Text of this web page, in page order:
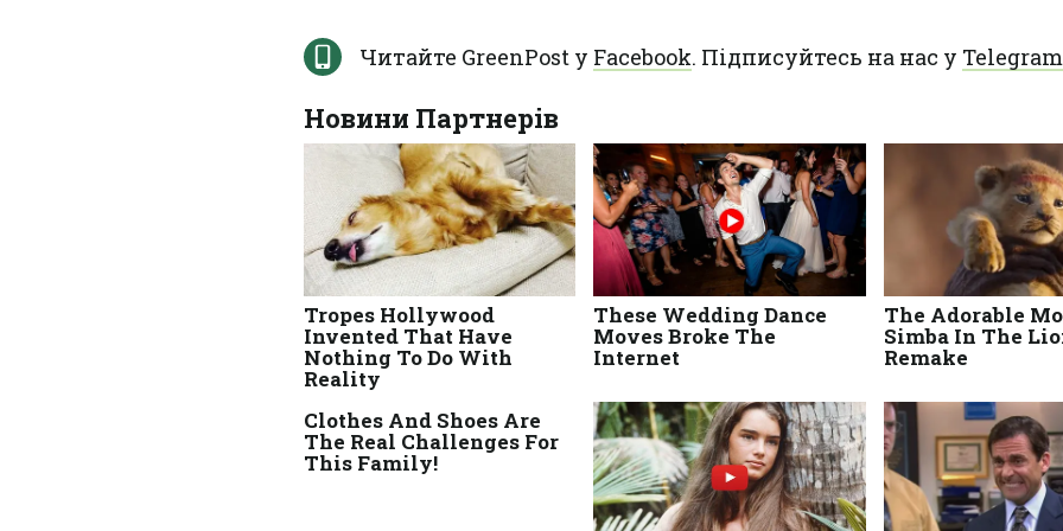
Читайте GreenPost у Facebook. Підписуйтесь на нас у Telegram